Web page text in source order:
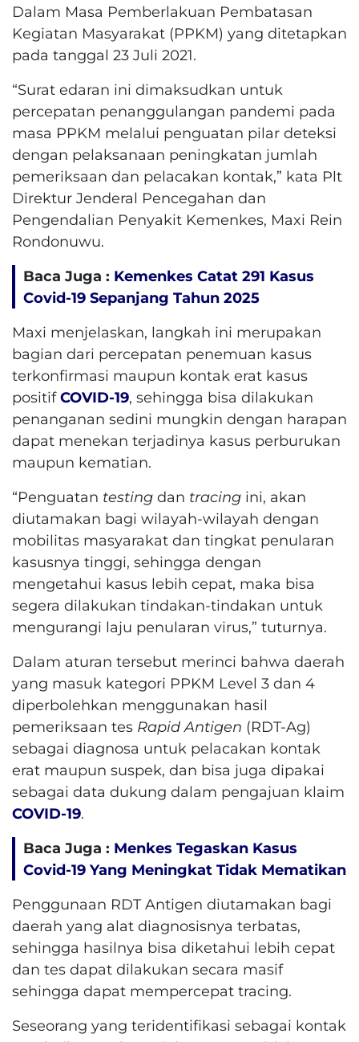
Dalam Masa Pemberlakuan Pembatasan
Kegiatan Masyarakat (PPKM) yang ditetapkan
pada tanggal 23 Juli 2021.
“Surat edaran ini dimaksudkan untuk
percepatan penanggulangan pandemi pada
masa PPKM melalui penguatan pilar deteksi
dengan pelaksanaan peningkatan jumlah
pemeriksaan dan pelacakan kontak,” kata Plt
Direktur Jenderal Pencegahan dan
Pengendalian Penyakit Kemenkes, Maxi Rein
Rondonuwu.
Baca Juga : Kemenkes Catat 291 Kasus
Covid-19 Sepanjang Tahun 2025
Maxi menjelaskan, langkah ini merupakan
bagian dari percepatan penemuan kasus
terkonfirmasi maupun kontak erat kasus
positifCOVID-19, sehingga bisa dilakukan
penanganan sedini mungkin dengan harapan
dapat menekan terjadinya kasus perburukan
maupun kematian.
“Penguatan testing dan tracing ini, akan
diutamakan bagi wilayah-wilayah dengan
mobilitas masyarakat dan tingkat penularan
kasusnya tinggi, sehingga dengan
mengetahui kasus lebih cepat, maka bisa
segera dilakukan tindakan-tindakan untuk
mengurangi laju penularan virus,” tuturnya.
Dalam aturan tersebut merinci bahwa daerah
yang masuk kategori PPKM Level 3 dan 4
diperbolehkan menggunakan hasil
pemeriksaan tes Rapid Antigen (RDT-Ag)
sebagai diagnosa untuk pelacakan kontak
erat maupun suspek, dan bisa juga dipakai
sebagai data dukung dalam pengajuan klaim
COVID-19.
Baca Juga : Menkes Tegaskan Kasus
Covid-19 Yang Meningkat Tidak Mematikan
Penggunaan RDT Antigen diutamakan bagi
daerah yang alat diagnosisnya terbatas,
sehingga hasilnya bisa diketahui lebih cepat
dan tes dapat dilakukan secara masif
sehingga dapat mempercepat tracing.
Seseorang yang teridentifikasi sebagai kontak